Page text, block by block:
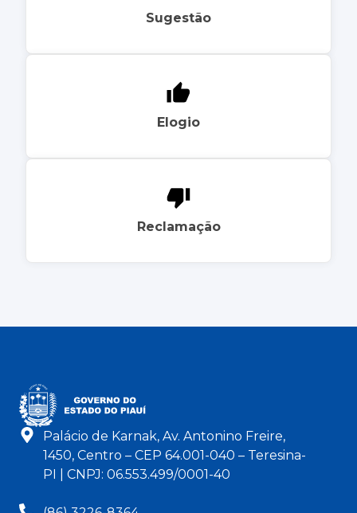
Sugestão
Elogio
Reclamação
Palácio de Karnak, Av. Antonino Freire,
1450, Centro – CEP 64.001-040 – Teresina-
PI | CNPJ: 06.553.499/0001-40